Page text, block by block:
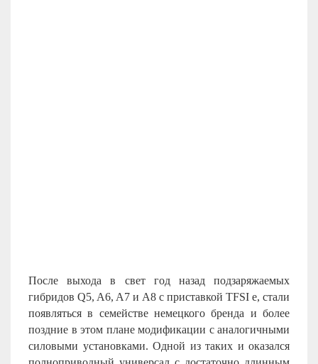
После выхода в свет год назад подзаряжаемых
гибридов Q5, A6, A7 и A8 с приставкой TFSI e, стали
появляться в семействе немецкого бренда и более
поздние в этом плане модификации с аналогичными
силовыми установками. Одной из таких и оказался